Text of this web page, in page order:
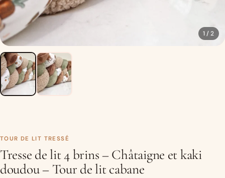
1 / 2
TOUR DE LIT TRESSÉ
Tresse de lit 4 brins – Châtaigne et kaki
doudou – Tour de lit cabane